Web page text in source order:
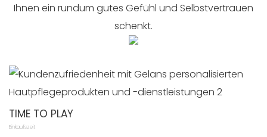
Ihnen ein rundum gutes Gefühl und Selbstvertrauen
schenkt.
TIME TO PLAY
Einkaufszeit